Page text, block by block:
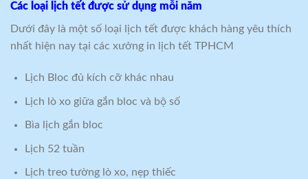
Các loại lịch tết được sử dụng mỗi năm
Dưới đây là một số loại lịch tết được khách hàng yêu thích
nhất hiện nay tại các xưởng in lịch tết TPHCM
Lịch Bloc đủ kích cỡ khác nhau
Lịch lò xo giữa gắn bloc và bộ số
Bìa lịch gắn bloc
Lịch 52 tuần
Lịch treo tường lò xo, nẹp thiếc